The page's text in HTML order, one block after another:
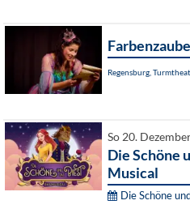
Regensburg,
So 20.
Die Schöne
Musical
Die Schöne